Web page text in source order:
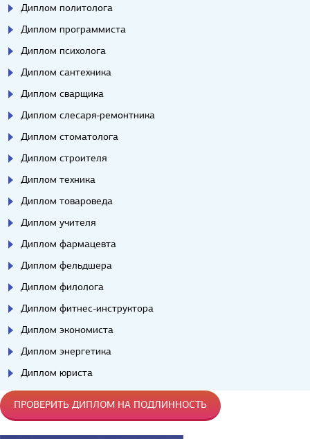
Диплом политолога
Диплом программиста
Диплом психолога
Диплом сантехника
Диплом сварщика
Диплом слесаря-ремонтника
Диплом стоматолога
Диплом строителя
Диплом техника
Диплом товароведа
Диплом учителя
Диплом фармацевта
Диплом фельдшера
Диплом филолога
Диплом фитнес-инструктора
Диплом экономиста
Диплом энергетика
Диплом юриста
ПРОВЕРИТЬ ДИПЛОМ НА ПОДЛИННОСТЬ